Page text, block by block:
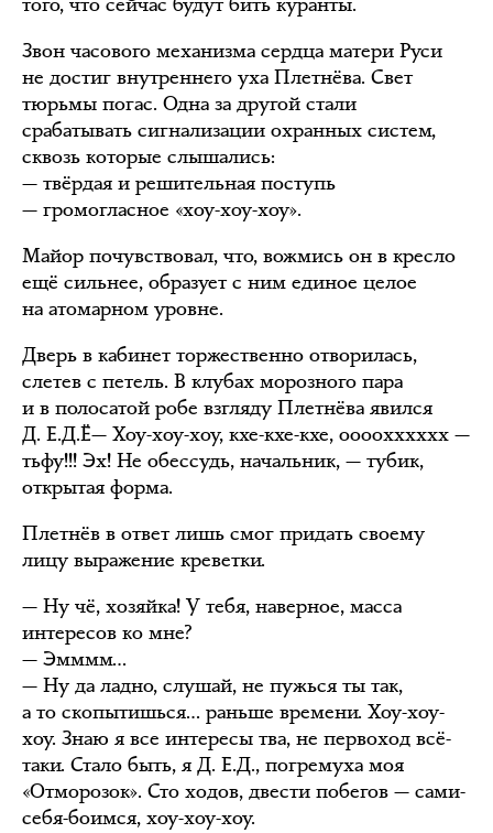
Звон часового механизма сердца матери Руси
не достиг внутреннего уха Плетнёва. Свет
тюрьмы погас. Одна за другой стали
срабатывать сигнализации охранных систем,
сквозь которые слышались:
— твёрдая и решительная поступь
— громогласное «хоу-хоу-хоу».
Майор почувствовал, что, вожмись он в кресло
ещё сильнее, образует с ним единое целое
на атомарном уровне.
Дверь в кабинет торжественно отворилась,
слетев с петель. В клубах морозного пара
и в полосатой робе взгляду Плетнёва явился
Д. Е.Д.Ё— Хоу-хоу-хоу, кхе-кхе-кхе, оооохххххх —
тьфу!!! Эх! Не обессудь, начальник, — тубик,
открытая форма.
Плетнёв в ответ лишь смог придать своему
лицу выражение креветки.
— Ну чё, хозяйка! У тебя, наверное, масса
интересов ко мне?
— Эмммм…
— Ну да ладно, слушай, не пужься ты так,
а то скопытишься… раньше времени. Хоу-хоу-
хоу. Знаю я все интересы тва, не первоход всё-
таки. Стало быть, я Д. Е.Д., погремуха моя
«Отморозок». Сто ходов, двести побегов — сами-
себя-боимся, хоу-хоу-хоу.